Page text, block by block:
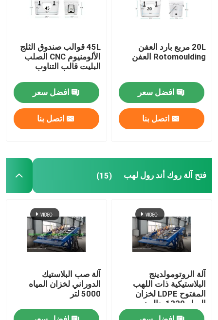
20L مربع بارد العفن
Rotomoulding العفن
افضل سعر
اتصل بنا
45L قوالب صندوق الثلج
الألومنيوم CNC الصلب
البليت قالب التناوب
افضل سعر
اتصل بنا
فتح آلة روك أند رول لهب (15)
آلة الروتومولدينج
البلاستيكية ذات اللهب
المفتوح LDPE لخزان
المياه 1320 جالون
آلة صب البلاستيك
الدوراني لخزان المياه
5000 لتر